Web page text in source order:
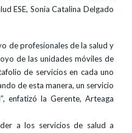
ESE, Sonia Catalina Delgado
de profesionales de la salud y
de las unidades móviles de
de servicios en cada uno
de esta manera, un servicio
enfatizó la Gerente, Arteaga
a los servicios de salud a